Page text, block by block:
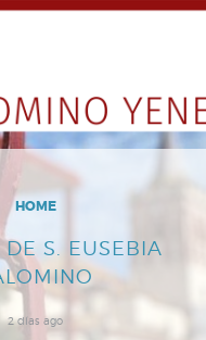
HOME
DE S. EUSEBIA
2 días ago